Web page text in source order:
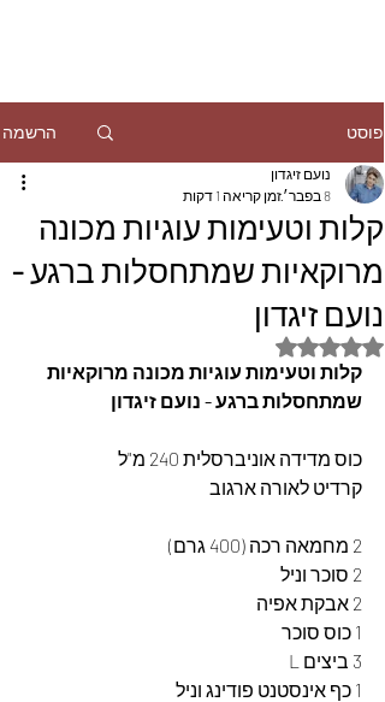
פוסט הרשמה
קלות וטעימות עוגיות מכונה
מרוקאיות שמתחסלות ברגע -
נועם זיגדון
נועם זיגדון
8 בפבר׳
זמן קריאה 1 דקות
דירוג של NaN מתוך 5 כוכבים
קלות וטעימות עוגיות מכונה מרוקאיות
שמתחסלות ברגע - נועם זיגדון
כוס מדידה אוניברסלית 240 מ"ל
קרדיט לאורה ארגוב
2 מחמאה רכה (400 גרם)
2 סוכר וניל
2 אבקת אפיה
1 כוס סוכר
3 ביצים L
1 כף אינסטנט פודינג וניל